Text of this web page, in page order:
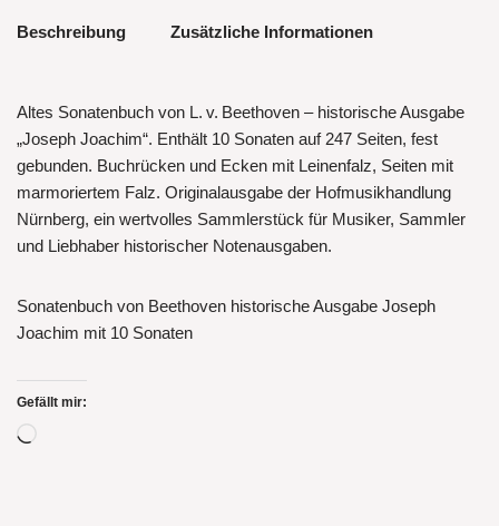
Beschreibung Zusätzliche Informationen
Altes Sonatenbuch von L. v. Beethoven – historische Ausgabe
„Joseph Joachim“. Enthält 10 Sonaten auf 247 Seiten, fest
gebunden. Buchrücken und Ecken mit Leinenfalz, Seiten mit
marmoriertem Falz. Originalausgabe der Hofmusikhandlung
Nürnberg, ein wertvolles Sammlerstück für Musiker, Sammler
und Liebhaber historischer Notenausgaben.
Sonatenbuch von Beethoven historische Ausgabe Joseph
Joachim mit 10 Sonaten
Gefällt mir: